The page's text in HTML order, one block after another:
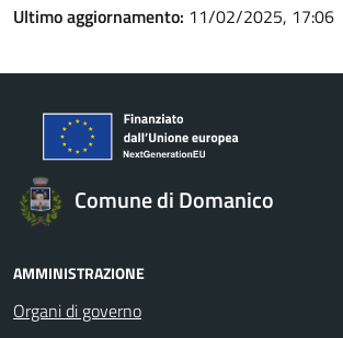
Ultimo aggiornamento: 11/02/2025, 17:06
Comune di Domanico
AMMINISTRAZIONE
Organi di governo